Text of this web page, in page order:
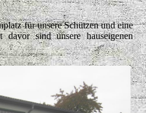
für unsere Schützen und eine
davor sind unsere hauseigenen